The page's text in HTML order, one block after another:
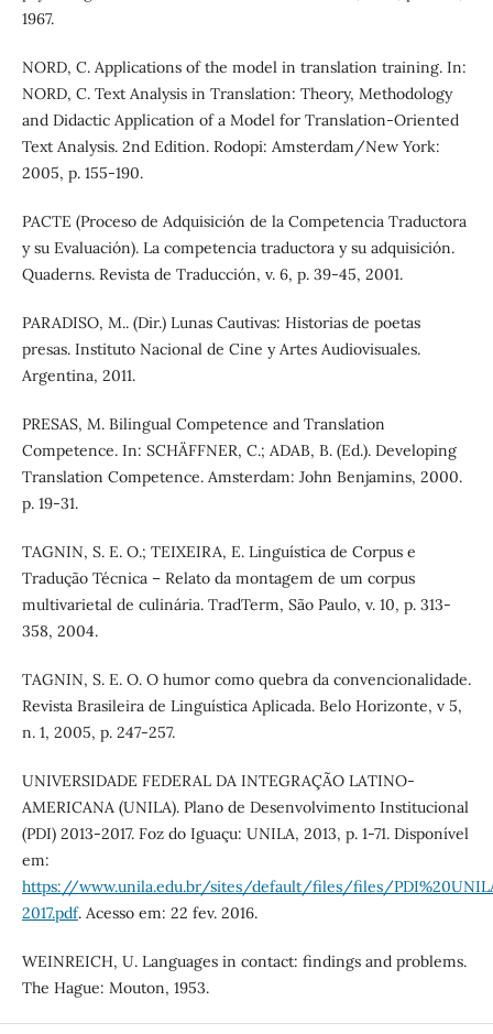
1967.
NORD, C. Applications of the model in translation training. In:
NORD, C. Text Analysis in Translation: Theory, Methodology
and Didactic Application of a Model for Translation-Oriented
Text Analysis. 2nd Edition. Rodopi: Amsterdam/New York:
2005, p. 155-190.
PACTE (Proceso de Adquisición de la Competencia Traductora
y su Evaluación). La competencia traductora y su adquisición.
Quaderns. Revista de Traducción, v. 6, p. 39-45, 2001.
PARADISO, M.. (Dir.) Lunas Cautivas: Historias de poetas
presas. Instituto Nacional de Cine y Artes Audiovisuales.
Argentina, 2011.
PRESAS, M. Bilingual Competence and Translation
Competence. In: SCHÄFFNER, C.; ADAB, B. (Ed.). Developing
Translation Competence. Amsterdam: John Benjamins, 2000.
p. 19-31.
TAGNIN, S. E. O.; TEIXEIRA, E. Linguística de Corpus e
Tradução Técnica – Relato da montagem de um corpus
multivarietal de culinária. TradTerm, São Paulo, v. 10, p. 313-
358, 2004.
TAGNIN, S. E. O. O humor como quebra da convencionalidade.
Revista Brasileira de Linguística Aplicada. Belo Horizonte, v 5,
n. 1, 2005, p. 247-257.
UNIVERSIDADE FEDERAL DA INTEGRAÇÃO LATINO-
AMERICANA (UNILA). Plano de Desenvolvimento Institucional
(PDI) 2013-2017. Foz do Iguaçu: UNILA, 2013, p. 1-71. Disponível
em:
https://www.unila.edu.br/sites/default/files/files/
2017.pdf. Acesso em: 22 fev. 2016.
WEINREICH, U. Languages in contact: findings and problems.
The Hague: Mouton, 1953.